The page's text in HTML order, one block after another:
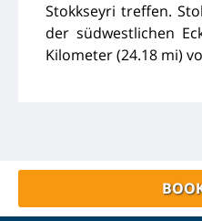
Stokkseyri treffen.
der südwestlichen
Kilometer (24.18 mi)